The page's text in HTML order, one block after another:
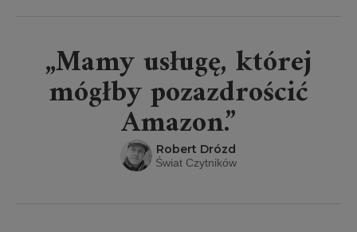
„Mamy usługę, której
mógłby pozazdrościć
Amazon.”
Robert Drózd
Świat Czytników